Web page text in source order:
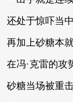
还处于惊吓当中
再加上砂糖本
在冯·克雷的攻
砂糖当场被重